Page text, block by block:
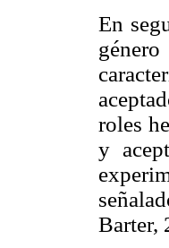
En
roles
y
Barter,